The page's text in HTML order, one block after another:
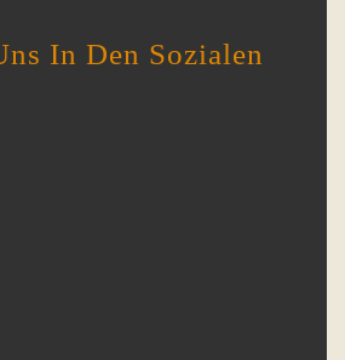
In Den Sozialen